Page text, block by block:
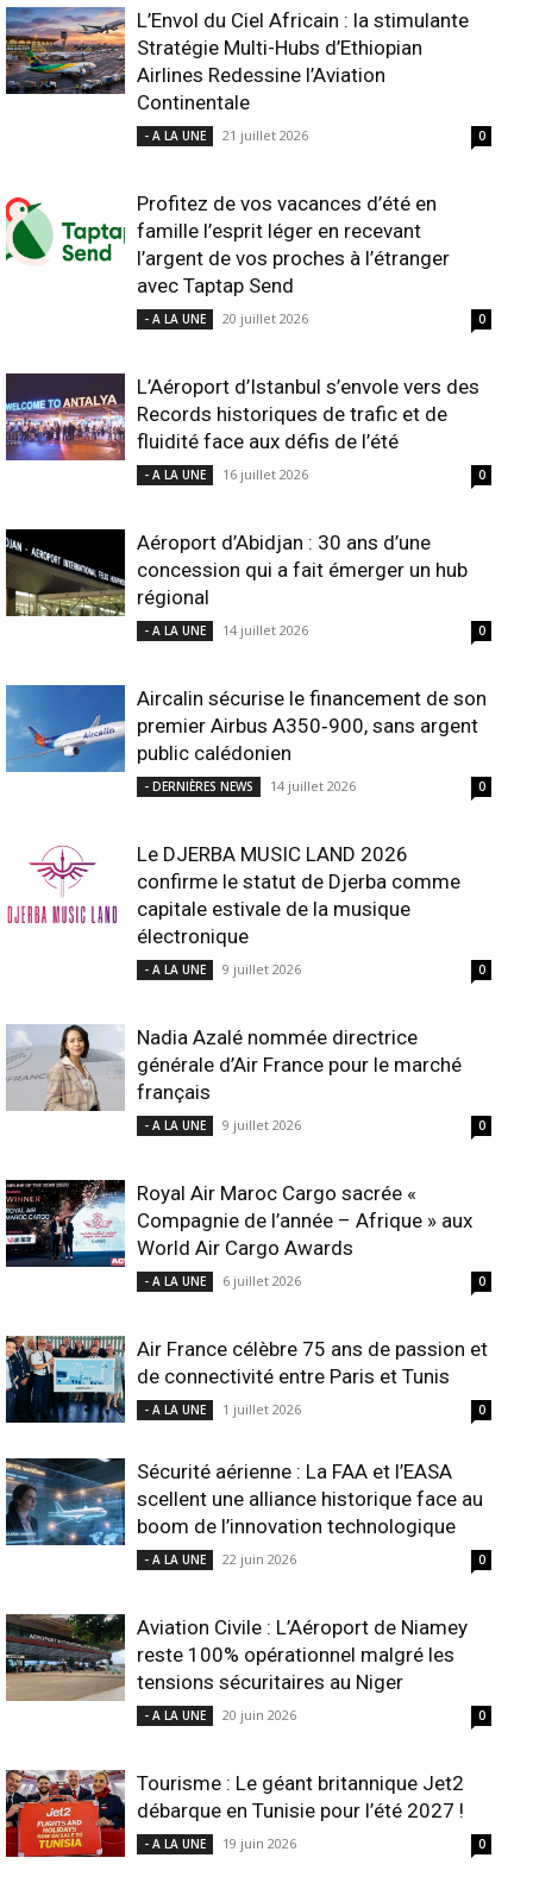
L’Envol du Ciel Africain : la stimulante
Stratégie Multi-Hubs d’Ethiopian
Airlines Redessine l’Aviation
Continentale
- A LA UNE 21 juillet 2026 0
Profitez de vos vacances d’été en
famille l’esprit léger en recevant
l’argent de vos proches à l’étranger
avec Taptap Send
- A LA UNE 20 juillet 2026 0
L’Aéroport d’Istanbul s’envole vers des
Records historiques de trafic et de
fluidité face aux défis de l’été
- A LA UNE 16 juillet 2026 0
Aéroport d’Abidjan : 30 ans d’une
concession qui a fait émerger un hub
régional
- A LA UNE 14 juillet 2026 0
Aircalin sécurise le financement de son
premier Airbus A350‑900, sans argent
public calédonien
- DERNIÈRES NEWS 14 juillet 2026 0
Le DJERBA MUSIC LAND 2026
confirme le statut de Djerba comme
capitale estivale de la musique
électronique
- A LA UNE 9 juillet 2026 0
Nadia Azalé nommée directrice
générale d’Air France pour le marché
français
- A LA UNE 9 juillet 2026 0
Royal Air Maroc Cargo sacrée «
Compagnie de l’année – Afrique » aux
World Air Cargo Awards
- A LA UNE 6 juillet 2026 0
Air France célèbre 75 ans de passion et
de connectivité entre Paris et Tunis
- A LA UNE 1 juillet 2026 0
Sécurité aérienne : La FAA et l’EASA
scellent une alliance historique face au
boom de l’innovation technologique
- A LA UNE 22 juin 2026 0
Aviation Civile : L’Aéroport de Niamey
reste 100% opérationnel malgré les
tensions sécuritaires au Niger
- A LA UNE 20 juin 2026 0
Tourisme : Le géant britannique Jet2
débarque en Tunisie pour l’été 2027 !
- A LA UNE 19 juin 2026 0